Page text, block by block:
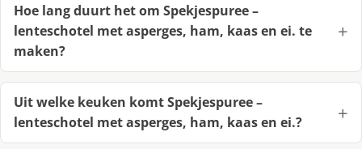
Hoe lang duurt het om Spekjespuree –
lenteschotel met asperges, ham, kaas en ei. te
maken?
Uit welke keuken komt Spekjespuree –
lenteschotel met asperges, ham, kaas en ei.?